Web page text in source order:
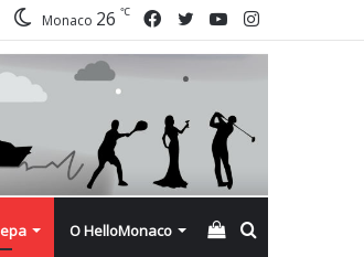
Instagram
YouTube
Twitter
Facebook
Monaco 26 ℃
О HelloMonaco Смотреть